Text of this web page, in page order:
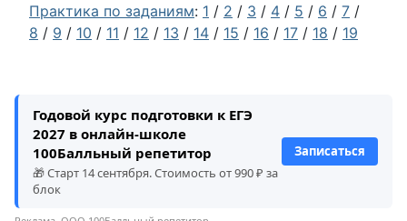
Практика по заданиям: 1 / 2 / 3 / 4 / 5 / 6 / 7 /
8 / 9 / 10 / 11 / 12 / 13 / 14 / 15 / 16 / 17 / 18 / 19
Годовой курс подготовки к ЕГЭ
2027 в онлайн-школе
100Балльный репетитор
🎁 Старт 14 сентября. Стоимость от 990 ₽ за
блок
Записаться